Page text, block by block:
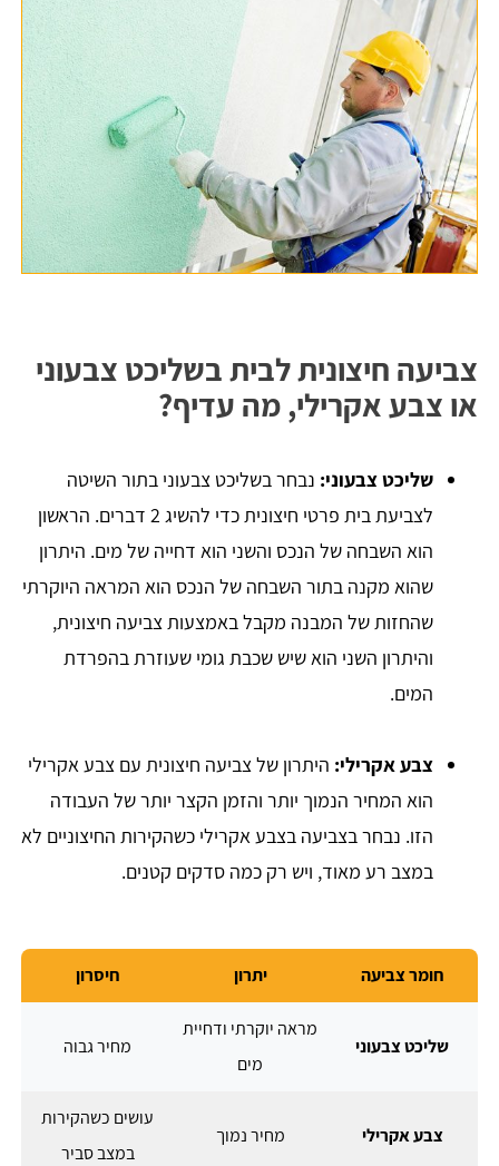
צביעה חיצונית לבית בשליכט צבעוני
או צבע אקרילי, מה עדיף?
שליכט צבעוני: נבחר בשליכט צבעוני בתור השיטה
לצביעת בית פרטי חיצונית כדי להשיג 2 דברים. הראשון
הוא השבחה של הנכס והשני הוא דחייה של מים. היתרון
שהוא מקנה בתור השבחה של הנכס הוא המראה היוקרתי
שהחזות של המבנה מקבל באמצעות צביעה חיצונית,
והיתרון השני הוא שיש שכבת גומי שעוזרת בהפרדת
המים.
צבע אקרילי: היתרון של צביעה חיצונית עם צבע אקרילי
הוא המחיר הנמוך יותר והזמן הקצר יותר של העבודה
הזו. נבחר בצביעה בצבע אקרילי כשהקירות החיצוניים לא
במצב רע מאוד, ויש רק כמה סדקים קטנים.
חומר צביעה יתרון חיסרון
שליכט צבעוני
מראה יוקרתי ודחיית
מים
מחיר גבוה
צבע אקרילי מחיר נמוך
עושים כשהקירות
במצב סביר